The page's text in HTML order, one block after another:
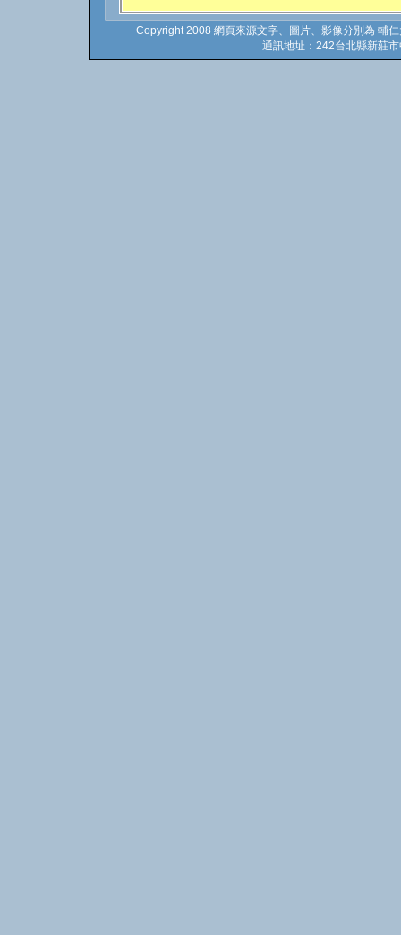
Copyright 2008 網頁來源文字、圖片、影像分別為 輔
通訊地址：242台北縣新莊